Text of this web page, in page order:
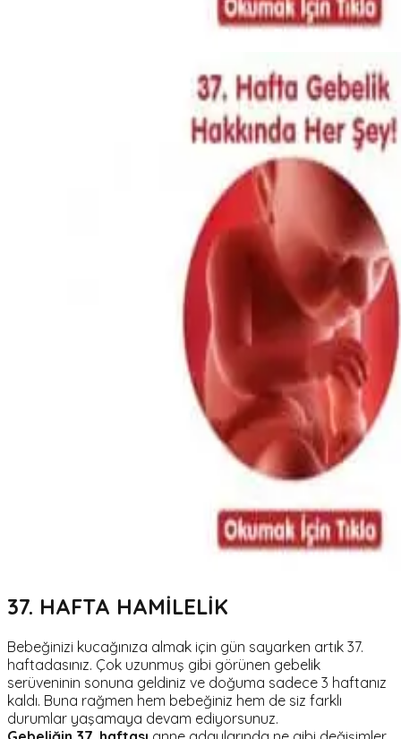
37. HAFTA HAMİLELİK
Bebeğinizi kucağınıza almak için gün sayarken artık 37.
haftadasınız. Çok uzunmuş gibi görünen gebelik
serüveninin sonuna geldiniz ve doğuma sadece 3 haftanız
kaldı. Buna rağmen hem bebeğiniz hem de siz farklı
durumlar yaşamaya devam ediyorsunuz.